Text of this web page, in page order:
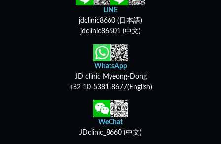
LINE
jdclinic8660 (日本語)
jdclinic86601 (中文)
WhatsApp
JD clinic Myeong-Dong
+82 10-5381-8677(English)
WeChat
JDclinic_8660 (中文)